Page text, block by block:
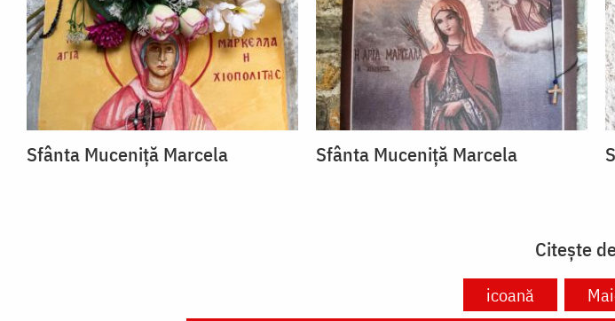
Sfânta Muceniță Marcela Sfânta Muceniță Marcela
Citește
icoană